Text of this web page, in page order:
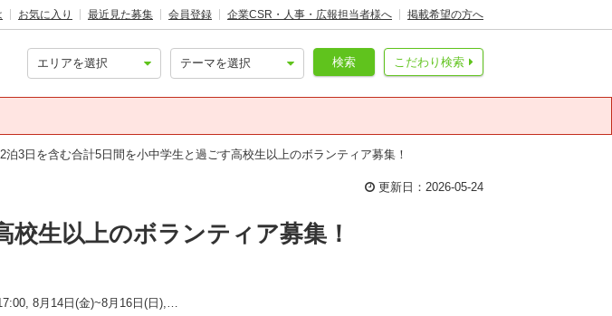
お気に入り 最近見た募集 会員登録 企業CSR・人事・広報担当者様へ 掲載希望の方へ
こだわり検索
検索
2泊3日を含む合計5日間を小中学生と過ごす高校生以上のボランティア募集！
更新日：2026-05-24
生以上のボランティア募集！
2026年7月19日(日) 09:00~17:00, 8月14日(金)~8月16日(日),他1日程